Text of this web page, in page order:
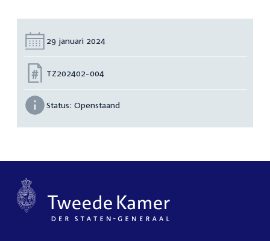
Datum:
29 januari 2024
Nummer:
TZ202402-004
Status: Openstaand